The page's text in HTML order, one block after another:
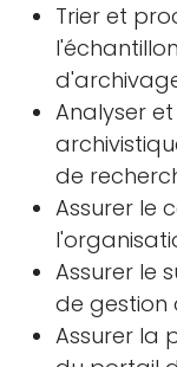
Trier et
Analyser
de
Assurer le
Assurer le
de gestion
Assurer la